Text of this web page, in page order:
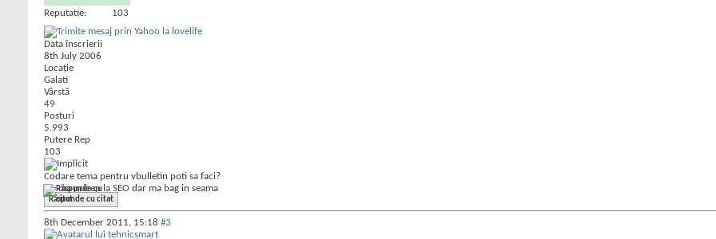
Reputatie: 103
Data înscrierii
8th July 2006
Locaţie
Galati
Vârstă
49
Posturi
5.993
Putere Rep
103
Codare tema pentru vbulletin poti sa faci?
Nu ma pricep la SEO dar ma bag in seama
Răspunde cu citat
8th December 2011, 15:18 #3